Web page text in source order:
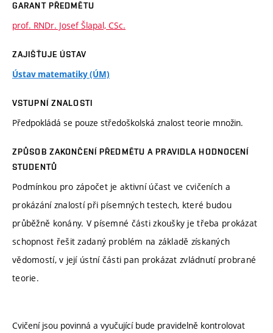
GARANT PŘEDMĚTU
prof. RNDr. Josef Šlapal, CSc.
ZAJIŠŤUJE ÚSTAV
Ústav matematiky (ÚM)
VSTUPNÍ ZNALOSTI
Předpokládá se pouze středoškolská znalost teorie množin.
ZPŮSOB ZAKONČENÍ PŘEDMĚTU A PRAVIDLA HODNOCENÍ
STUDENTŮ
Podmínkou pro zápočet je aktivní účast ve cvičeních a
prokázání znalostí při písemných testech, které budou
průběžně konány. V písemné části zkoušky je třeba prokázat
schopnost řešit zadaný problém na základě získaných
vědomostí, v její ústní části pan prokázat zvládnutí probrané
teorie.
Cvičení jsou povinná a vyučující bude pravidelně kontrolovat